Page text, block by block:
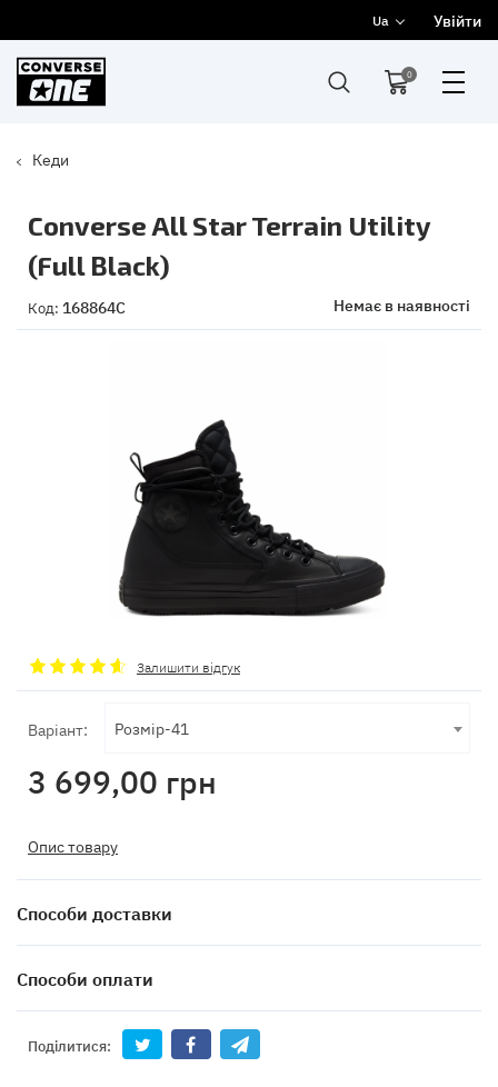
Ua Увійти
0
Кеди
Converse All Star Terrain Utility
(Full Black)
Код: 168864C Немає в наявності
Залишити відгук
Варіант: Розмір-41
3 699,00 грн
Опис товару
Способи доставки
Способи оплати
Поділитися: